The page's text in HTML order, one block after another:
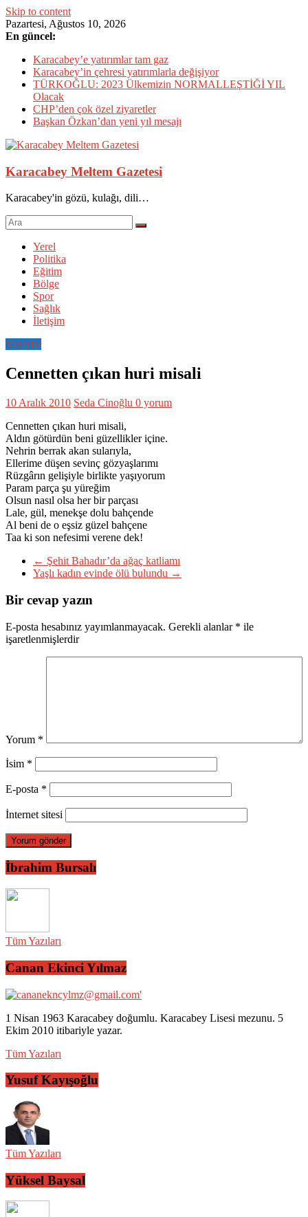
Skip to content
Pazartesi, Ağustos 10, 2026
En güncel:
Karacabey’e yatırımlar tam gaz
Karacabey’in çehresi yatırımlarla değişiyor
TÜRKOĞLU: 2023 Ülkemizin NORMALLEŞTİĞİ YIL
Olacak
CHP’den çok özel ziyaretler
Başkan Özkan’dan yeni yıl mesajı
Karacabey Meltem Gazetesi
Karacabey'in gözü, kulağı, dili…
Yerel
Politika
Eğitim
Bölge
Spor
Sağlık
İletişim
Yazarlar
Cennetten çıkan huri misali
10 Aralık 2010 Seda Cinoğlu 0 yorum
Cennetten çıkan huri misali,
Aldın götürdün beni güzellikler içine.
Nehrin berrak akan sularıyla,
Ellerime düşen sevinç gözyaşlarımı
Rüzgârın gelişiyle birlikte yaşıyorum
Param parça şu yüreğim
Olsun nasıl olsa her bir parçası
Lale, gül, menekşe dolu bahçende
Al beni de o eşsiz güzel bahçene
Taa ki son nefesimi verene dek!
← Şehit Bahadır’da ağaç katliamı
Yaşlı kadın evinde ölü bulundu →
Bir cevap yazın
E-posta hesabınız yayımlanmayacak. Gerekli alanlar * ile
işaretlenmişlerdir
Yorum *
İsim *
E-posta *
İnternet sitesi
İbrahim Bursalı
Tüm Yazıları
Canan Ekinci Yılmaz
1 Nisan 1963 Karacabey doğumlu. Karacabey Lisesi mezunu. 5
Ekim 2010 itibariyle yazar.
Tüm Yazıları
Yusuf Kayışoğlu
Tüm Yazıları
Yüksel Baysal